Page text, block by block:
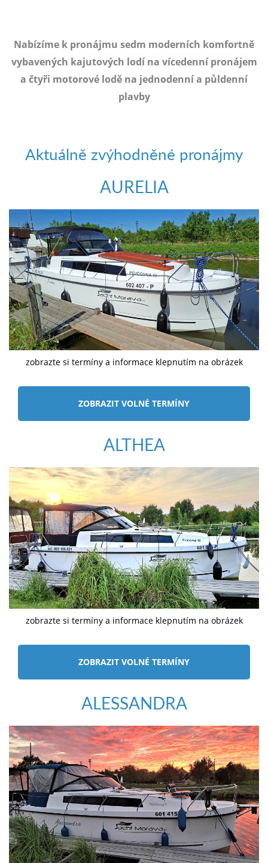
Nabízíme k pronájmu sedm moderních komfortně
vybavených kajutových lodí na vícedenní pronájem
a čtyři motorové lodě na jednodenní a půldenní
plavby
Aktuálně zvýhodněné pronájmy
AURELIA
zobrazte si termíny a informace klepnutím na obrázek
ZOBRAZIT VOLNÉ TERMÍNY
ALTHEA
zobrazte si termíny a informace klepnutím na obrázek
ZOBRAZIT VOLNÉ TERMÍNY
ALESSANDRA
objednat
poukaz